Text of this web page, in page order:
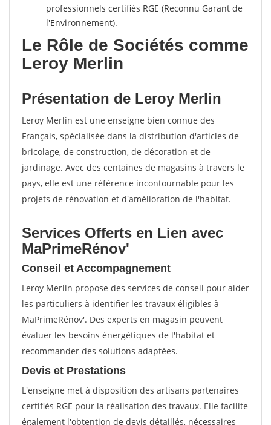
professionnels certifiés RGE (Reconnu Garant de
l'Environnement).
Le Rôle de Sociétés comme
Leroy Merlin
Présentation de Leroy Merlin
Leroy Merlin est une enseigne bien connue des
Français, spécialisée dans la distribution d'articles de
bricolage, de construction, de décoration et de
jardinage. Avec des centaines de magasins à travers le
pays, elle est une référence incontournable pour les
projets de rénovation et d'amélioration de l'habitat.
Services Offerts en Lien avec
MaPrimeRénov'
Conseil et Accompagnement
Leroy Merlin propose des services de conseil pour aider
les particuliers à identifier les travaux éligibles à
MaPrimeRénov'. Des experts en magasin peuvent
évaluer les besoins énergétiques de l'habitat et
recommander des solutions adaptées.
Devis et Prestations
L'enseigne met à disposition des artisans partenaires
certifiés RGE pour la réalisation des travaux. Elle facilite
également l'obtention de devis détaillés, nécessaires